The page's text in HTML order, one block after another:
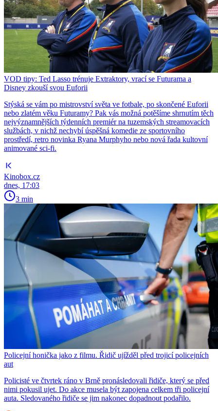
VOD tipy: Ted Lasso trénuje Extraktory, vrací se Futurama a
Disney zkouší svou Euforii
Stýská se vám po mistrovství světa ve fotbale, po skončené Euforii
nebo zlatém věku Futuramy? Pak vás možná potěšíme shrnutím těch
nejvýznamnějších týdenních premiér na tuzemských streamovacích
službách, v nichž nechybí úspěšná komedie ze sportovního
prostředí, retro novinka Ryana Murphyho nebo nová řada kultovní
animované sci-fi.
Kinobox.cz
dnes, 17:03
3 min
Policejní honička jako z filmu. Řidič ujížděl před trojicí policejních
aut
Policisté ve čtvrtek ráno v Brně pronásledovali řidiče, který se před
nimi pokusil ujet. Do akce musela být zapojena celkem tři policejní
auta. Sledovaného řidiče se jim nakonec dopadnout podařilo.